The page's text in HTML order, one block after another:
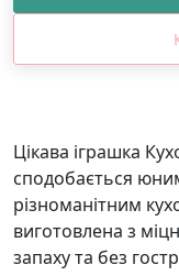
Цікава іграшка
сподобається
різноманітним
виготовлена з
запаху та без